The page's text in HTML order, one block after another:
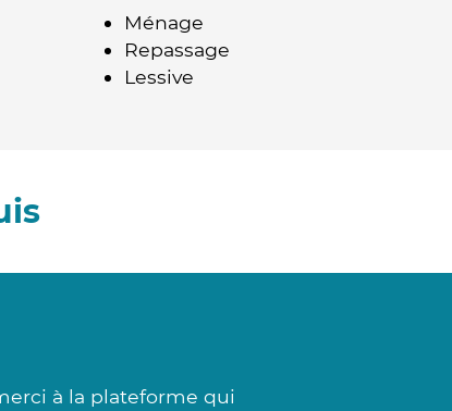
Ménage
Repassage
Lessive
à la plateforme qui